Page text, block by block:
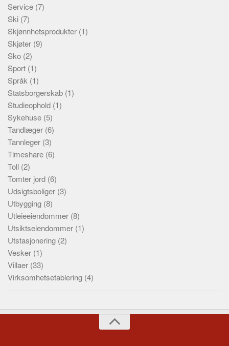
Service (7)
Ski (7)
Skjønnhetsprodukter (1)
Skjøter (9)
Sko (2)
Sport (1)
Språk (1)
Statsborgerskab (1)
Studieophold (1)
Sykehuse (5)
Tandlæger (6)
Tannleger (3)
Timeshare (6)
Toll (2)
Tomter jord (6)
Udsigtsboliger (3)
Utbygging (8)
Utleieeiendommer (8)
Utsiktseiendommer (1)
Utstasjonering (2)
Vesker (1)
Villaer (33)
Virksomhetsetablering (4)